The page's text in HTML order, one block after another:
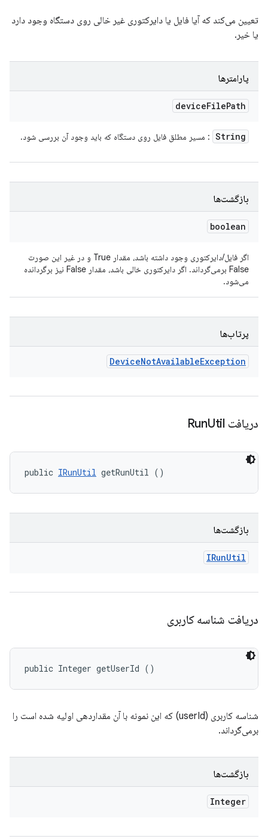
تعیین می‌کند که آیا فایل یا دایرکتوری غیر خالی روی دستگاه وجود دارد
یا خیر.
پارامترها
deviceFilePath
String : مسیر مطلق فایل روی دستگاه که باید وجود آن بررسی شود.
بازگشت‌ها
boolean
اگر فایل/دایرکتوری وجود داشته باشد، مقدار True و در غیر این صورت
False برمی‌گرداند. اگر دایرکتوری خالی باشد، مقدار False نیز برگردانده
می‌شود.
پرتاب‌ها
DeviceNotAvailableException
دریافت RunUtil
public IRunUtil getRunUtil ()
بازگشت‌ها
IRunUtil
دریافت شناسه کاربری
public Integer getUserId ()
شناسه کاربری (userId) که این نمونه با آن مقداردهی اولیه شده است را
برمی‌گرداند.
بازگشت‌ها
Integer